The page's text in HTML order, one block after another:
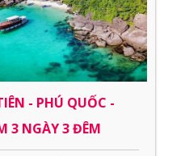
- PHÚ QUỐC -
3 NGÀY 3 ĐÊM